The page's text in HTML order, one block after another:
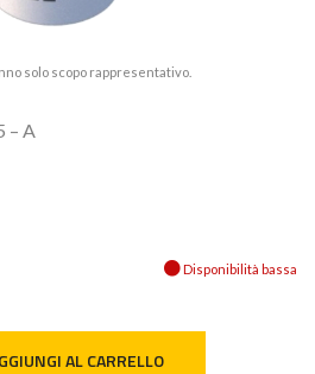
solo scopo rappresentativo.
– A
Disponibilità bassa
AL CARRELLO